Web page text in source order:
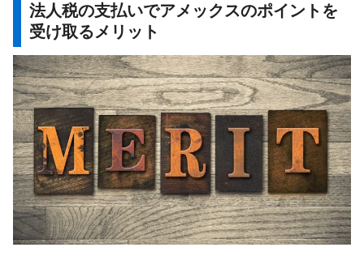
法人税の支払いでアメックスのポイントを
受け取るメリット